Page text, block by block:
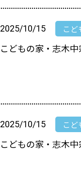
2025/10/15 こ
こどもの家・志木
2025/10/15 こ
こどもの家・志木